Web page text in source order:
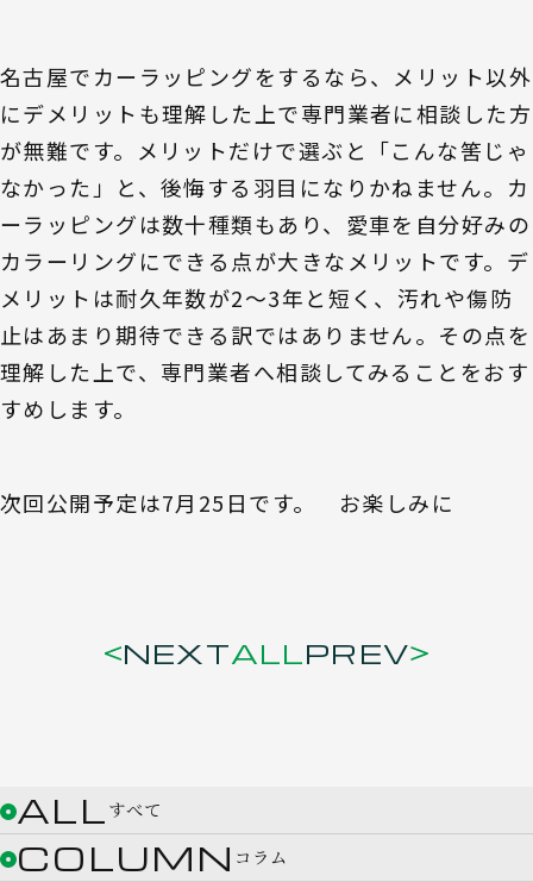
名古屋でカーラッピングをするなら、メリット以外
にデメリットも理解した上で専門業者に相談した方
が無難です。メリットだけで選ぶと「こんな筈じゃ
なかった」と、後悔する羽目になりかねません。カ
ーラッピングは数十種類もあり、愛車を自分好みの
カラーリングにできる点が大きなメリットです。デ
メリットは耐久年数が2～3年と短く、汚れや傷防
止はあまり期待できる訳ではありません。その点を
理解した上で、専門業者へ相談してみることをおす
すめします。
次回公開予定は7月25日です。 お楽しみに
NEXTALLPREV
ALL すべて
COLUMN コラム